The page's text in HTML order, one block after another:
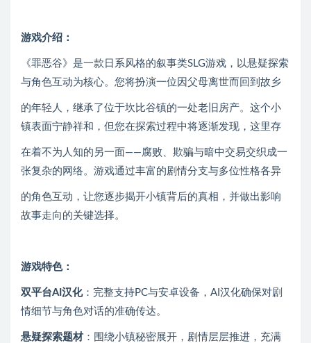
游戏介绍：
《罪恶谷》是一款日系风格的叙事类SLG游戏，以悬疑探索
与角色互动为核心。您将扮演一位因父母离世而回到故乡
的年轻人，继承了位于坎比谷镇的一处老旧房产。这个小
镇表面宁静祥和，但您在探索过程中将逐渐发现，这里存
在着不为人知的另一面——腐败、欺骗与暗中交易交织成一
张复杂的网络。游戏通过丰富的剧情分支与多位性格各异
的角色互动，让您逐步揭开小镇背后的真相，并做出影响
故事走向的关键选择。
游戏特色：
双平台AI汉化：完整支持PC与安卓设备，AI汉化确保对剧
情细节与角色对话的准确传达。
悬疑探索题材：围绕小镇秘密展开，剧情层层推进，充满